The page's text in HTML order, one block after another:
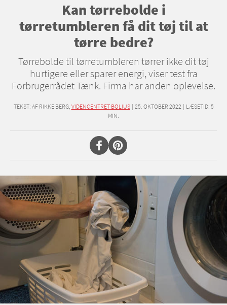
Kan tørrebolde i
tørretumbleren få dit tøj til at
tørre bedre?
Tørrebolde til tørretumbleren tørrer ikke dit tøj
hurtigere eller sparer energi, viser test fra
Forbrugerrådet Tænk. Firma har anden oplevelse.
TEKST: AF RIKKE BERG, VIDENCENTRET BOLIUS | 25. OKTOBER 2022 | LÆSETID: 5
MIN.